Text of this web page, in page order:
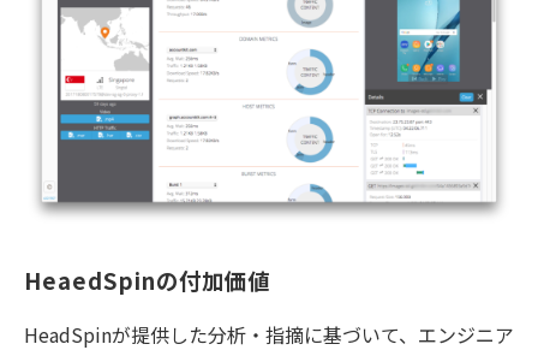
HeaedSpinの付加価値
HeadSpinが提供した分析・指摘に基づいて、エンジニア